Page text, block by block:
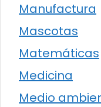
Manufactura
Mascotas
Matemáticas
Medicina
Medio